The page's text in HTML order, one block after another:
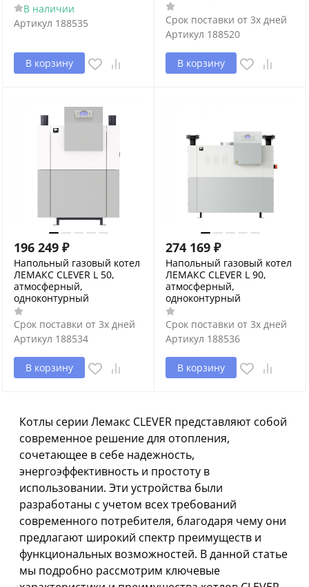
В наличии
Артикул 188535
В корзину
Срок поставки от 3х дней
Артикул 188520
В корзину
196 249 ₽
Напольный газовый котел
ЛЕМАКС CLEVER L 50,
атмосферный,
одноконтурный
Срок поставки от 3х дней
Артикул 188534
В корзину
274 169 ₽
Напольный газовый котел
ЛЕМАКС CLEVER L 90,
атмосферный,
одноконтурный
Срок поставки от 3х дней
Артикул 188536
В корзину
Котлы серии Лемакс CLEVER представляют собой
современное решение для отопления,
сочетающее в себе надежность,
энергоэффективность и простоту в
использовании. Эти устройства были
разработаны с учетом всех требований
современного потребителя, благодаря чему они
предлагают широкий спектр преимуществ и
функциональных возможностей. В данной статье
мы подробно рассмотрим ключевые